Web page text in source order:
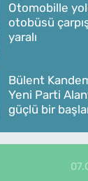
Otomobille
otobüsü
yaralı
Bülent
Yeni Parti
güçlü bir